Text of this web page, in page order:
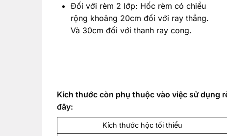
Đối với rèm 2 lớp: Hốc rèm có chiều
rộng khoảng 20cm đối với ray thẳng.
Và 30cm đối với thanh ray cong.
Kích thước còn phụ thuộc vào việc sử dụng
đây:
Kích thước hộc tối thiểu